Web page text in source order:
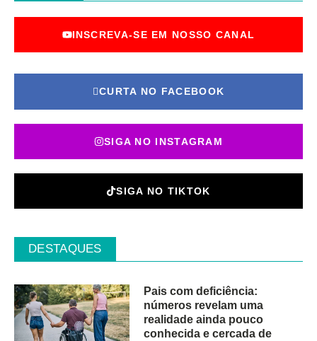
INSCREVA-SE EM NOSSO CANAL
CURTA NO FACEBOOK
SIGA NO INSTAGRAM
SIGA NO TIKTOK
DESTAQUES
Pais com deficiência:
números revelam uma
realidade ainda pouco
conhecida e cercada de